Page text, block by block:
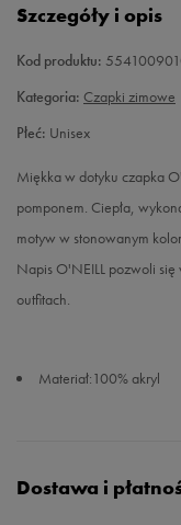
Szczegóły i opis
Kod produktu:
Kategoria: Czapki zimowe
Płeć: Unisex
Miękka w dotyku czapka
pomponem. Ciepła,
motyw w stonowanym
Napis O'NEILL pozwoli się
outfitach.
Materiał:100% akryl
Dostawa i